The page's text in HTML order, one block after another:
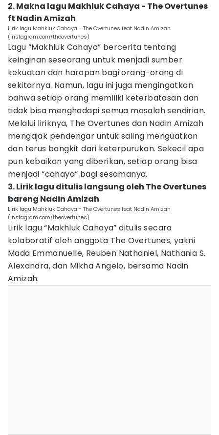
2. Makna lagu Makhluk Cahaya - The Overtunes
ft Nadin Amizah
Lirik lagu Mahkluk Cahaya - The Overtunes feat Nadin Amizah
(Instagram.com/theovertunes)
Lagu “Makhluk Cahaya” bercerita tentang
keinginan seseorang untuk menjadi sumber
kekuatan dan harapan bagi orang-orang di
sekitarnya. Namun, lagu ini juga mengingatkan
bahwa setiap orang memiliki keterbatasan dan
tidak bisa menghadapi semua masalah sendirian.
Melalui liriknya, The Overtunes dan Nadin Amizah
mengajak pendengar untuk saling menguatkan
dan terus bangkit dari keterpurukan. Sekecil apa
pun kebaikan yang diberikan, setiap orang bisa
menjadi “cahaya” bagi sesamanya.
3. Lirik lagu ditulis langsung oleh The Overtunes
bareng Nadin Amizah
Lirik lagu Mahkluk Cahaya - The Overtunes feat Nadin Amizah
(Instagram.com/theovertunes)
Lirik lagu “Makhluk Cahaya” ditulis secara
kolaboratif oleh anggota The Overtunes, yakni
Mada Emmanuelle, Reuben Nathaniel, Nathania S.
Alexandra, dan Mikha Angelo, bersama Nadin
Amizah.